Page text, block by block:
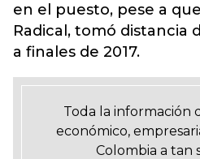
en el puesto, pese a
Radical, tomó distancia
a finales de 2017.
Toda la información
económico,
Colombia a tan